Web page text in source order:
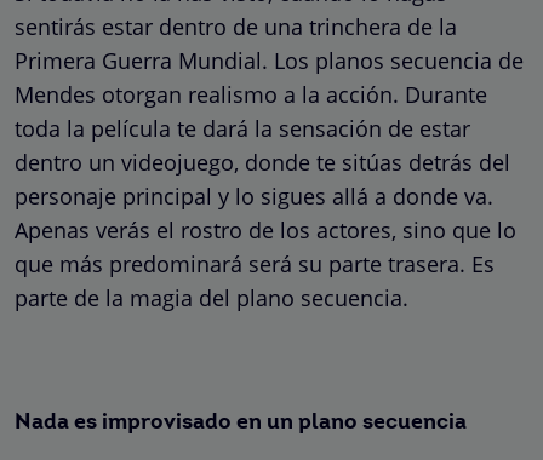
sentirás estar dentro de una trinchera de la
Primera Guerra Mundial. Los planos secuencia de
Mendes otorgan realismo a la acción. Durante
toda la película te dará la sensación de estar
dentro un videojuego, donde te sitúas detrás del
personaje principal y lo sigues allá a donde va.
Apenas verás el rostro de los actores, sino que lo
que más predominará será su parte trasera. Es
parte de la magia del plano secuencia.
Nada es improvisado en un plano secuencia